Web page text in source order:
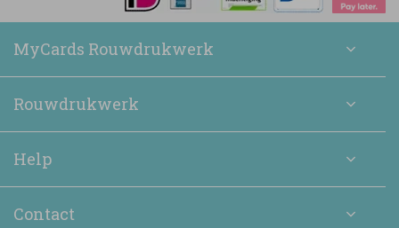
MyCards Rouwdrukwerk
Rouwdrukwerk
Help
Contact